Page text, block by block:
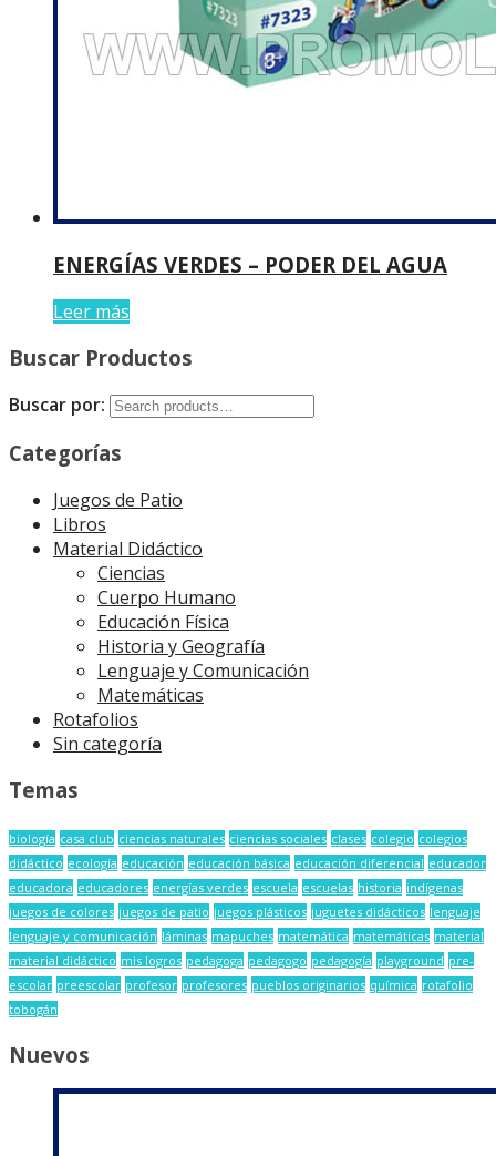
ENERGÍAS VERDES – PODER DEL AGUA
Leer más
Buscar Productos
Buscar por:
Categorías
Juegos de Patio
Libros
Material Didáctico
Ciencias
Cuerpo Humano
Educación Física
Historia y Geografía
Lenguaje y Comunicación
Matemáticas
Rotafolios
Sin categoría
Temas
biología casa club ciencias naturales ciencias sociales clases colegio colegios
didáctico ecología educación educación básica educación diferencial educador
educadora educadores energías verdes escuela escuelas historia indígenas
juegos de colores juegos de patio juegos plásticos juguetes didácticos lenguaje
lenguaje y comunicación láminas mapuches matemática matemáticas material
material didáctico mis logros pedagoga pedagogo pedagogía playground pre-
escolar preescolar profesor profesores pueblos originarios química rotafolio
tobogán
Nuevos